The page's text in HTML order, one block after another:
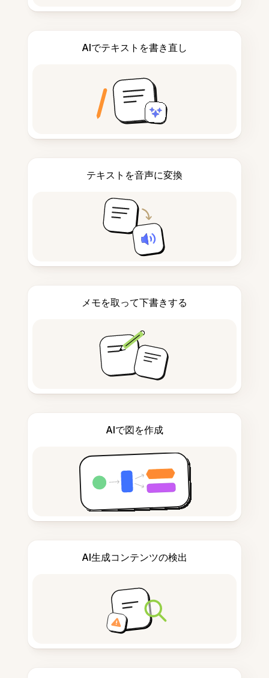
AIでテキストを書き直し
テキストを音声に変換
メモを取って下書きする
AIで図を作成
AI生成コンテンツの検出